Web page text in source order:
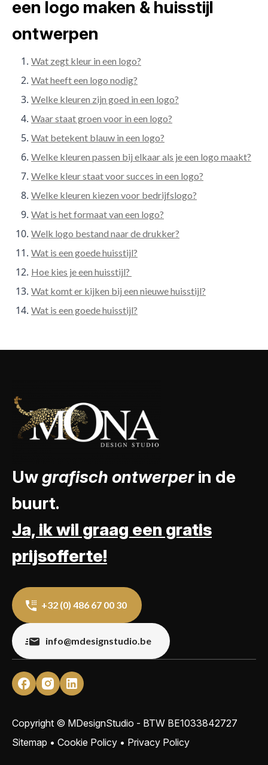
een logo maken & huisstijl
ontwerpen
Wat zegt kleur in een logo?
Wat heeft een logo nodig?
Welke kleuren zijn goed in een logo?
Waar staat groen voor in een logo?
Wat betekent blauw in een logo?
Welke kleuren passen bij elkaar als je een logo maakt?
Welke kleur staat voor succes in een logo?
Welke kleuren kiezen voor bedrijfslogo?
Wat is het formaat van een logo?
Welk logo bestand naar de drukker?
Wat is een goede huisstijl?
Hoe kies je een huisstijl?
Wat komt er kijken bij een nieuwe huisstijl?
Wat is een goede huisstijl?
Uwgrafisch ontwerperin de
buurt.
Ja, ik wil graag een gratis
prijsofferte!
+32 (0) 486 67 00 30
info@mdesignstudio.be
Copyright © MDesignStudio - BTW BE1033842727
Sitemap • Cookie Policy • Privacy Policy